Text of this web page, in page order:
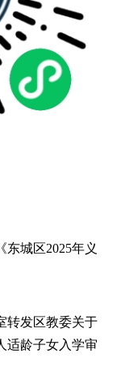
城区2025年义
转发区教委关于
适龄子女入学审